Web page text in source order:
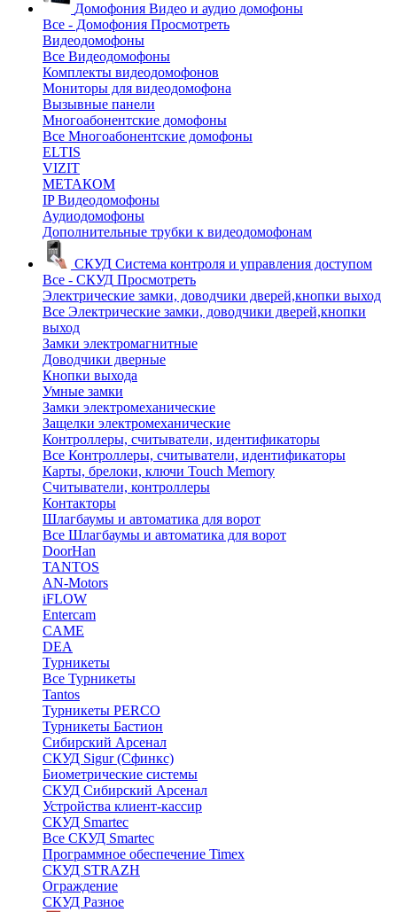
Домофония Видео и аудио домофоны
Все - Домофония Просмотреть
Видеодомофоны
Все Видеодомофоны
Комплекты видеодомофонов
Мониторы для видеодомофона
Вызывные панели
Многоабонентские домофоны
Все Многоабонентские домофоны
ELTIS
VIZIT
МЕТАКОМ
IP Видеодомофоны
Аудиодомофоны
Дополнительные трубки к видеодомофонам
СКУД Система контроля и управления доступом
Все - СКУД Просмотреть
Электрические замки, доводчики дверей,кнопки выход
Все Электрические замки, доводчики дверей,кнопки
выход
Замки электромагнитные
Доводчики дверные
Кнопки выхода
Умные замки
Замки электромеханические
Защелки электромеханические
Контроллеры, считыватели, идентификаторы
Все Контроллеры, считыватели, идентификаторы
Карты, брелоки, ключи Touch Memory
Считыватели, контроллеры
Контакторы
Шлагбаумы и автоматика для ворот
Все Шлагбаумы и автоматика для ворот
DoorHan
TANTOS
AN-Motors
iFLOW
Entercam
CAME
DEA
Турникеты
Все Турникеты
Tantos
Турникеты PERCO
Турникеты Бастион
Сибирский Арсенал
СКУД Sigur (Сфинкс)
Биометрические системы
СКУД Сибирский Арсенал
Устройства клиент-кассир
СКУД Smartec
Все СКУД Smartec
Программное обеспечение Timex
СКУД STRAZH
Ограждение
СКУД Разное